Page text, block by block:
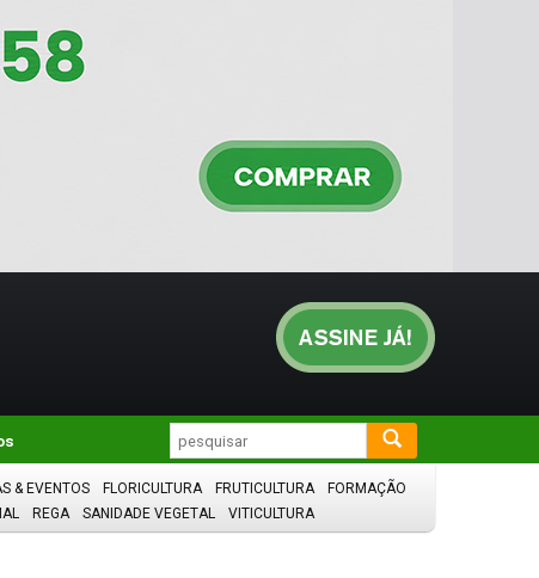
& EVENTOS FLORICULTURA FRUTICULTURA
FORMAÇÃO
REGA SANIDADE VEGETAL VITICULTURA